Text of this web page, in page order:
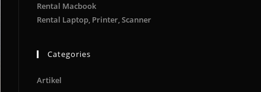
Rental Macbook
Rental Laptop, Printer, Scanner
Categories
Artikel